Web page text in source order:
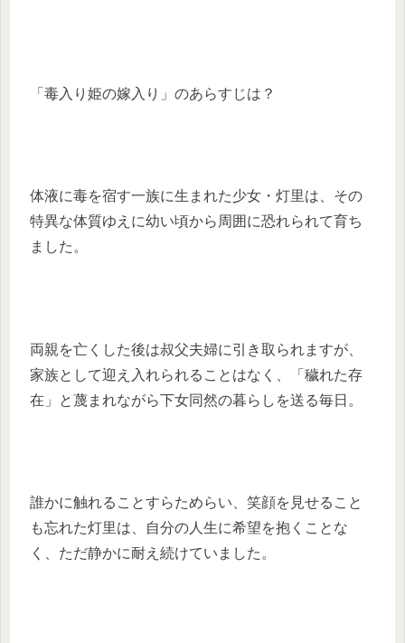
「毒入り姫の嫁入り」のあらすじは？
体液に毒を宿す一族に生まれた少女・灯里は、その
特異な体質ゆえに幼い頃から周囲に恐れられて育ち
ました。
両親を亡くした後は叔父夫婦に引き取られますが、
家族として迎え入れられることはなく、「穢れた存
在」と蔑まれながら下女同然の暮らしを送る毎日。
誰かに触れることすらためらい、笑顔を見せること
も忘れた灯里は、自分の人生に希望を抱くことな
く、ただ静かに耐え続けていました。